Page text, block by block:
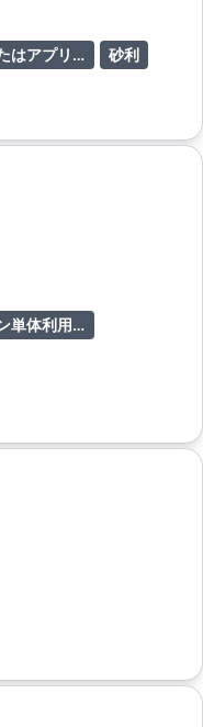
カインズ会員限定（カインズカードまたはアプリ提示）
砂利
保育園・ホテル利用が主体（ドッグラン単体利用は要確認）